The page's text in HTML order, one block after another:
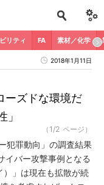
リティ FA 素材／化学
2018年1月11日
ーズドな環境だ
（1/2 ページ）
犯罪動向」の調査結果
イバー攻撃事例となる
）」は現在も拡散が続